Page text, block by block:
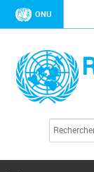
ONU
c